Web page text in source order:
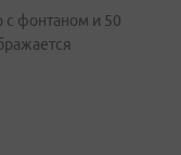
с фонтаном и 50